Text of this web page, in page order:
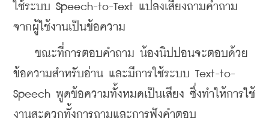
ใช้ระบบ Speech-to-Text แปลงเสียงถามคำถาม
จากผู้ใช้งานเป็นข้อความ
ขณะที่การตอบคำถาม น้องนิปปอนจะตอบด้วย
ข้อความสำหรับอ่าน และมีการใช้ระบบ Text-to-
Speech พูดข้อความทั้งหมดเป็นเสียง ซึ่งทำให้การใช้
งานสะดวกทั้งการถามและการฟังคำตอบ